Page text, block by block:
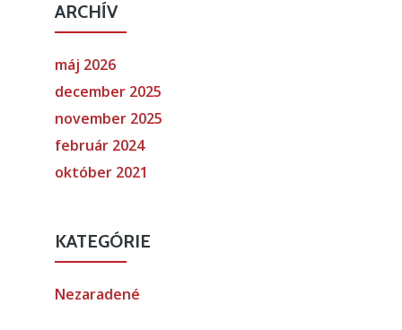
ARCHÍV
máj 2026
december 2025
november 2025
február 2024
október 2021
KATEGÓRIE
Nezaradené